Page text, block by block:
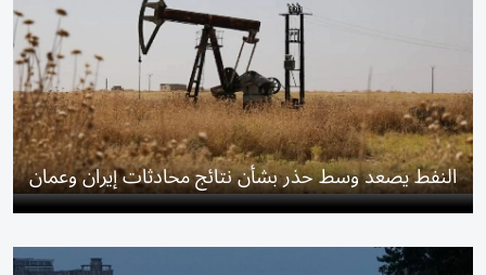
النفط يصعد وسط حذر بشأن نتائج محادثات إيران وعمان